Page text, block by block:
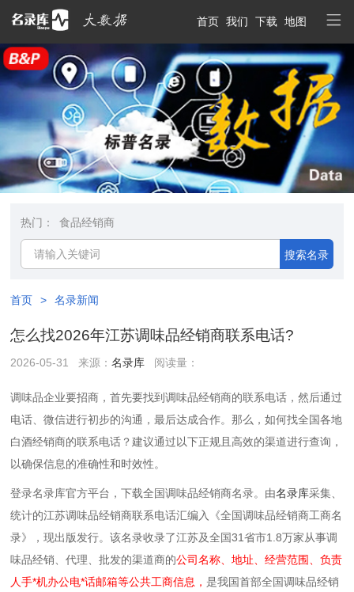
首页 我们 下载 地图
热门： 食品经销商
搜索名录
首页 > 名录新闻
怎么找2026年江苏调味品经销商联系电话?
2026-05-31 来源：名录库 阅读量：
调味品企业要招商，首先要找到调味品经销商的联系电话，然后通过
电话、微信进行初步的沟通，最后达成合作。那么，如何找全国各地
白酒经销商的联系电话？建议通过以下‌正规且高效‌的渠道进行查询，
以确保信息的准确性和时效性。
登录名录库官方平台，下载全国调味品经销商名录。由名录库采集、
统计的江苏调味品经销商联系电话汇编入《全国调味品经销商工商名
录》，现出版发行。该名录收录了江苏及全国31省市1.8万家从事调
味品经销、代理、批发的渠道商的公司名称、地址、经营范围、负责
人手*机办公电*话邮箱等公共工商信息，是我国首部全国调味品经销